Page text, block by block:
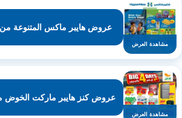
مشاهدة العرض
عروض هايبر ماكس المتنوعة من 5 حتى 18
مشاهدة العرض
عروض كنز هايبر ماركت الخوض من 5 حتى 8